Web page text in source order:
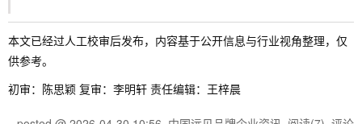
本文已经过人工校审后发布，内容基于公开信息与行业视角整理，仅
供参考。
初审：陈思颖 复审：李明轩 责任编辑：王梓晨